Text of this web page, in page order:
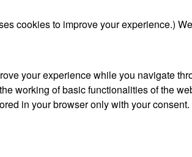
cookies to improve your experience.)
your experience while you navigate
working of basic functionalities of the
in your browser only with your